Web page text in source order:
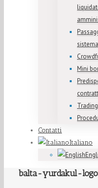
Mini
Contatti
Italiano
balta-yurdakul-logo